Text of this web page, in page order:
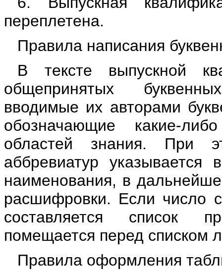
переплетена.
Правила написания
В тексте выпускной
общепринятых
вводимые их авторами
обозначающие какие-
областей знания. При
аббревиатур указывается
наименования, в
расшифровки. Если число
составляется список
помещается перед списком
Правила оформления